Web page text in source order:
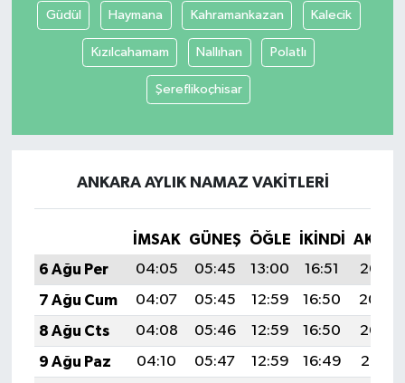
Güdül Haymana Kahramankazan Kalecik
Kızılcahamam Nallıhan Polatlı
Şereflikoçhisar
ANKARA AYLIK NAMAZ VAKITLERI
İMSAK GÜNEŞ ÖĞLE İKINDI
6 Ağu Per
04:05 05:45 13:00 16:51
20:05
7 Ağu Cum
04:07 05:45 12:59 16:50
20:04
8 Ağu Cts
04:08 05:46 12:59 16:50
20:02
9 Ağu Paz
04:10 05:47 12:59 16:49
20:01